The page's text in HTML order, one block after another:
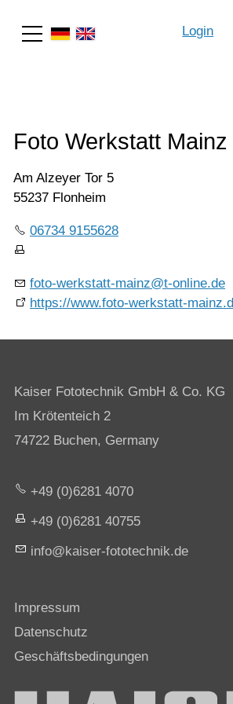
Login
Foto Werkstatt Mainz
Am Alzeyer Tor 5
55237 Flonheim
06734 9155628
foto-werkstatt-mainz@t-online.de
https://www.foto-werkstatt-
Kaiser Fototechnik GmbH & Co. KG
Im Krötenteich 2
74722 Buchen, Germany
+49 (0)6281 4070
+49 (0)6281 40755
nf
k s r-f t t chn k d
Impressum
Datenschutz
Geschäftsbedingungen